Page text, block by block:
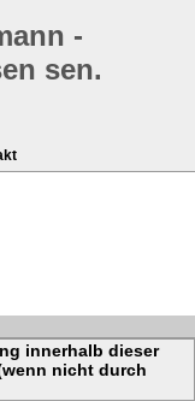
-
sen.
innerhalb dieser
nicht durch